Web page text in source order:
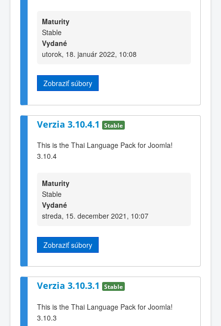
Maturity
Stable
Vydané
utorok, 18. január 2022, 10:08
Zobraziť súbory
Verzia 3.10.4.1 Stable
This is the Thai Language Pack for Joomla!
3.10.4
Maturity
Stable
Vydané
streda, 15. december 2021, 10:07
Zobraziť súbory
Verzia 3.10.3.1 Stable
This is the Thai Language Pack for Joomla!
3.10.3